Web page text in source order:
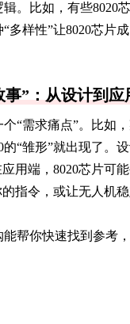
。比如，有些8020
多样性”让8020芯
”：从设计到应
“需求痛点”。比如
“雏形”就出现了。
用端，8020芯片可
指令，或让无人机
帮你快速找到参考